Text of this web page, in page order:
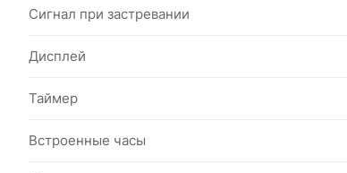
Сигнал при застревании
Дисплей
Таймер
Встроенные часы